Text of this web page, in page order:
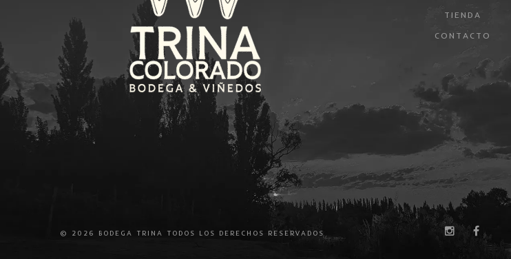
TIENDA
CONTACTO
© 2026 BODEGA TRINA TODOS LOS DERECHOS RESERVADOS